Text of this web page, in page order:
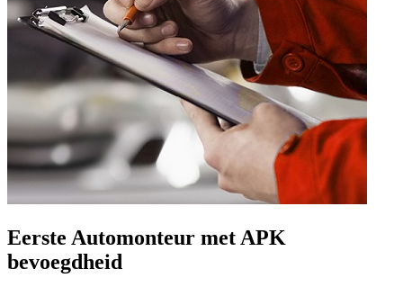
Eerste Automonteur met APK
bevoegdheid